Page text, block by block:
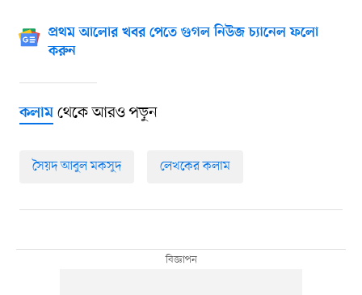
প্রথম আলোর খবর পেতে গুগল নিউজ চ্যানেল ফলো
করুন
কলামথেকে আরও পড়ুন
সৈয়দ আবুল মকসুদ লেখকের কলাম